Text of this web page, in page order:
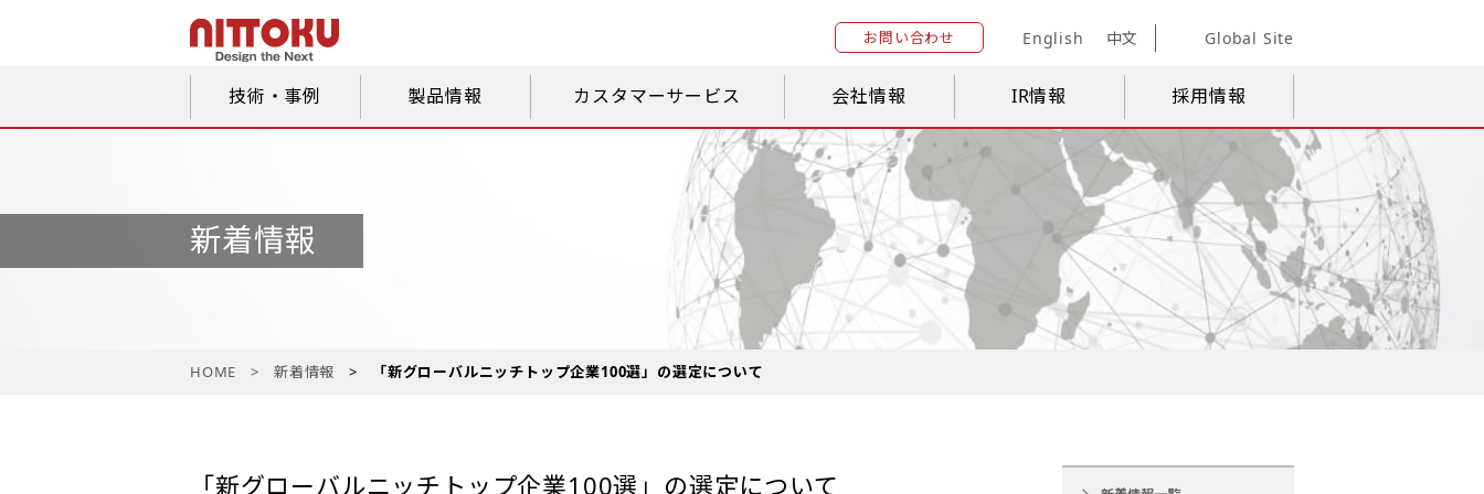
お問い合わせ English 中文 Global Site
技術・事例 製品情報 カスタマーサービス 会社情報 IR情報 採用情報
新着情報
HOME 新着情報 「新グローバルニッチトップ企業100選」の選定について
「新グローバルニッチトップ企業100選」の選定について